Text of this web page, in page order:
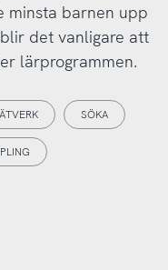
minsta barnen upp
det vanligare att
lärprogrammen.
SÖKA